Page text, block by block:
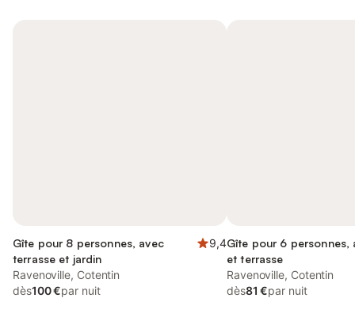
Gîte pour 8 personnes, avec
terrasse et jardin
9,4
Ravenoville, Cotentin
dès100 €par nuit
Gîte pour 6 personnes,
et terrasse
Ravenoville, Cotentin
dès81 €par nuit